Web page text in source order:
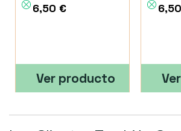
6,50 €
Ver producto